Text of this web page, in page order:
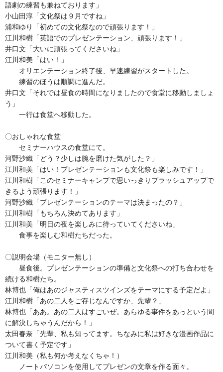
語劇の練習も兼ねております」
小山田淳「文化祭は９月ですね」
浦和ゆり「初めての文化祭なので頑張ります！」
江川和樹「英語でのプレゼンテーション、頑張ります！」
井口文「大いに頑張ってくださいね」
江川和美「はい！」
オリエンテーション終了後、早速練習がスタートした。
練習のほうは順調に進んだ。
井口文「それでは昼食の時間になりましたので食堂に移動しましょ
う」
一行は食堂へ移動した。
〇おしゃれな食堂
セミナーハウスの食堂にて。
河野沙織「どう？少しは腕を磨けた気がした？」
江川和美「はい！プレゼンテーションも文化祭も楽しみです！」
江川和樹「このセミナーキャンプで思いっきりブラッシュアップで
きるよう頑張ります！」
河野沙織「プレゼンテーションのテーマは決まったの？」
江川和樹「もちろん決めてあります」
江川和美「明日の夜を楽しみに待っていてくださいね」
食事を楽しむ和樹たちだった。
〇説明会場（モニター無し）
昼食後。プレゼンテーションの準備と文化祭への打ち合わせを
続ける和樹たち。
林博也「俺はあのジャスティスツインズをテーマにする予定だよ」
江川和樹「あの二人をご存じなんですか、先輩？」
林博也「ああ。あの二人はすごいぜ。あらゆる事件をあっという間
に解決しちゃうんだから！」
太田春奈「先輩、私も知ってます。ちなみに私は好きな漫画作品に
ついて書く予定です」
江川和美（私も何か考えなくちゃ！）
ノートパソコンを使用してプレゼンの文章を作る面々。